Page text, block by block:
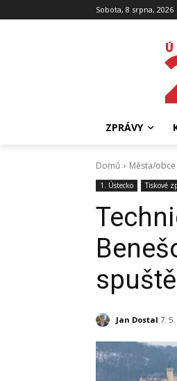
Sobota, 8 srpna, 2026
ZPRÁVY
Domů Města/obce
1. Ústecko Tiskové
Jan Dostal 7. 5.